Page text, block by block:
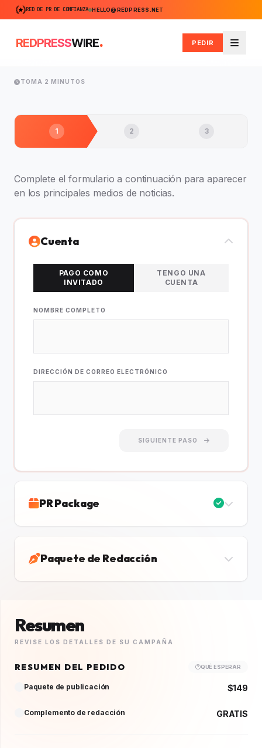
RED DE PR DE CONFIANZA HELLO@REDPRESS.NET
REDPRESSWIRE. PEDIR
Menú
TOMA 2 MINUTOS
1 2 3
Complete el formulario a continuación para aparecer
en los principales medios de noticias.
Cuenta
PAGO COMO
INVITADO
TENGO UNA
CUENTA
NOMBRE COMPLETO
DIRECCIÓN DE CORREO ELECTRÓNICO
SIGUIENTE PASO
PR Package
Paquete de Redacción
Resumen
REVISE LOS DETALLES DE SU CAMPAÑA
RESUMEN DEL PEDIDO QUÉ ESPERAR
Paquete de publicación $149
Complemento de redacción GRATIS